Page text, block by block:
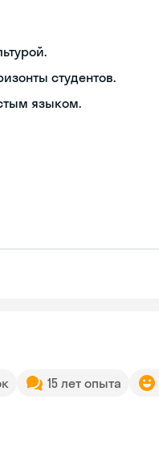
студентов.
языком.
15 лет опыта